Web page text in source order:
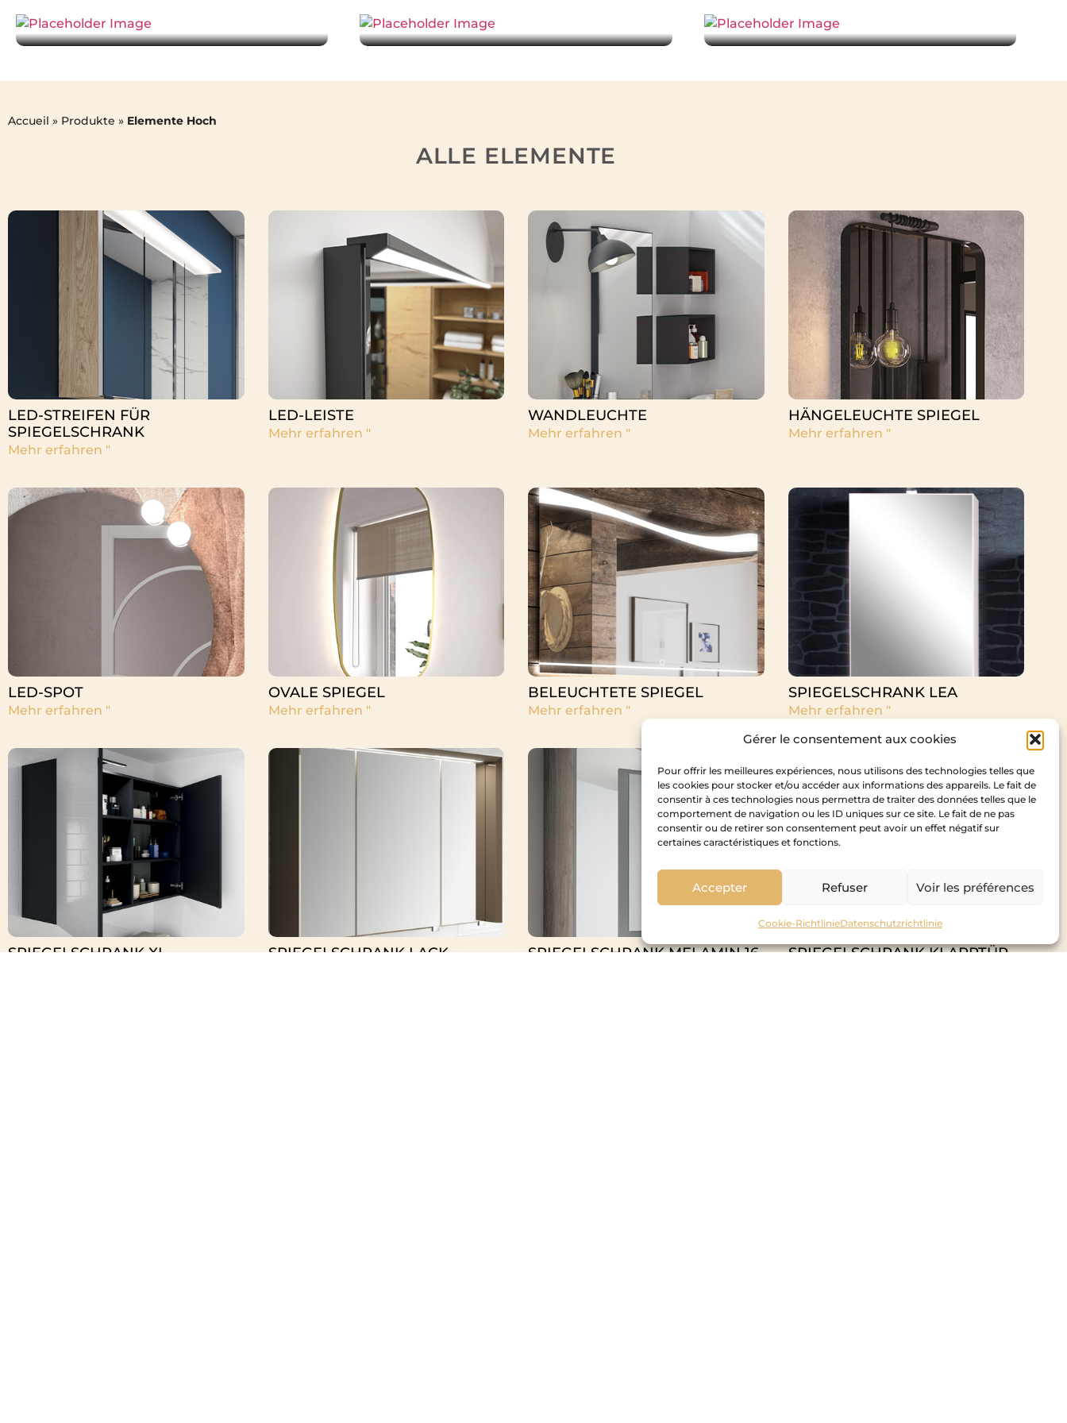
Gérer le consentement aux cookies
Pour offrir les meilleures expériences, nous utilisons des technologies telles que
les cookies pour stocker et/ou accéder aux informations des appareils. Le fait de
consentir à ces technologies nous permettra de traiter des données telles que le
comportement de navigation ou les ID uniques sur ce site. Le fait de ne pas
consentir ou de retirer son consentement peut avoir un effet négatif sur
certaines caractéristiques et fonctions.
Accepter Refuser Voir les préférences
Cookie-RichtlinieDatenschutzrichtlinie
Accueil » Produkte » Elemente Hoch
ALLE ELEMENTE
LED-STREIFEN FÜR
SPIEGELSCHRANK
Mehr erfahren "
LED-LEISTE
Mehr erfahren "
WANDLEUCHTE
Mehr erfahren "
HÄNGELEUCHTE SPIEGEL
Mehr erfahren "
LED-SPOT
Mehr erfahren "
OVALE SPIEGEL
Mehr erfahren "
BELEUCHTETE SPIEGEL
Mehr erfahren "
SPIEGELSCHRANK LEA
Mehr erfahren "
SPIEGELSCHRANK XL SPIEGELSCHRANK LACK SPIEGELSCHRANK MELAMIN 16 SPIEGELSCHRANK KLAPPTÜR